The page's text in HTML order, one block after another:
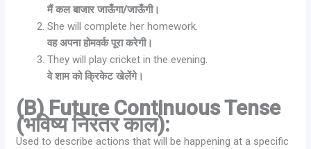
मैं कल बाजार जाऊँगा/जाऊँगी।
She will complete her homework.
वह अपना होमवर्क पूरा करेगी।
They will play cricket in the evening.
वे शाम को क्रिकेट खेलेंगे।
(B) Future Continuous Tense
(भविष्य निरंतर काल):
Used to describe actions that will be happening at a specific